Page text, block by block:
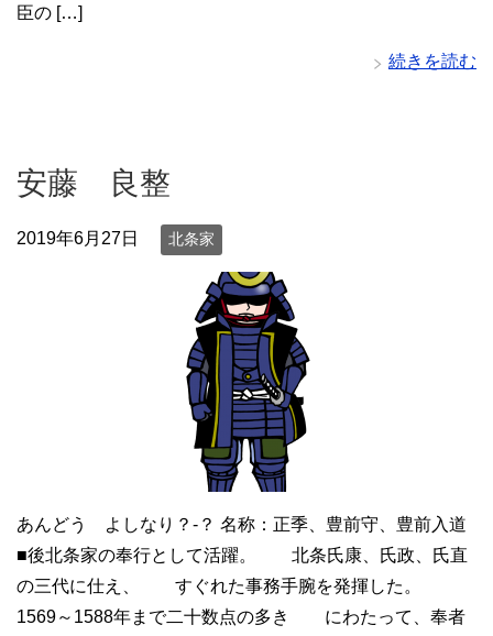
臣の […]
続きを読む
安藤 良整
2019年6月27日 北条家
あんどう よしなり？-？ 名称：正季、豊前守、豊前入道
■後北条家の奉行として活躍。 北条氏康、氏政、氏直
の三代に仕え、 すぐれた事務手腕を発揮した。
1569～1588年まで二十数点の多き にわたって、奉者